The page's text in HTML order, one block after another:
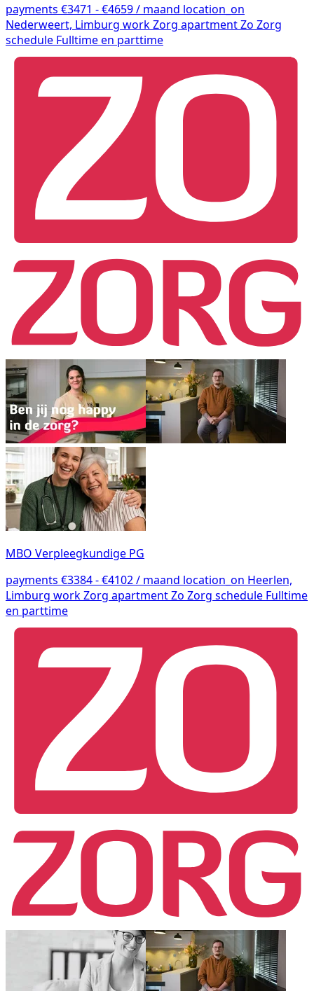
payments €3471 - €4659 / maand location_on
Nederweert, Limburg workZorg apartmentZo Zorg
schedule Fulltime en parttime
MBO Verpleegkundige PG
payments €3384 - €4102 / maand location_on Heerlen,
Limburg workZorg apartmentZo Zorg schedule Fulltime
en parttime